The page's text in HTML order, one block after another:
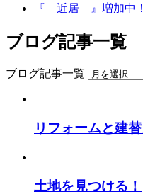
『 近居 』増加中！
ブログ記事一覧
ブログ記事一覧
リフォームと建
土地を見つける！